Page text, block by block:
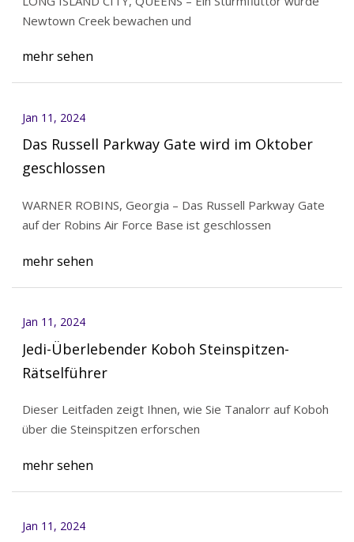
Newtown Creek bewachen und
mehr sehen
Jan 11, 2024
Das Russell Parkway Gate wird im Oktober
geschlossen
WARNER ROBINS, Georgia – Das Russell Parkway Gate
auf der Robins Air Force Base ist geschlossen
mehr sehen
Jan 11, 2024
Jedi-Überlebender Koboh Steinspitzen-
Rätselführer
Dieser Leitfaden zeigt Ihnen, wie Sie Tanalorr auf Koboh
über die Steinspitzen erforschen
mehr sehen
Jan 11, 2024